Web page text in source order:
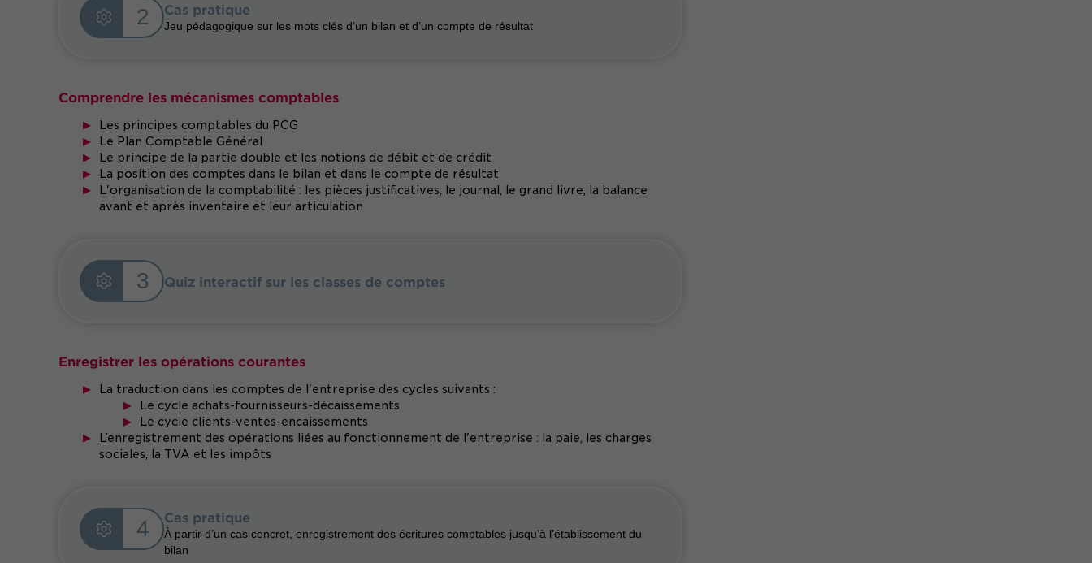
2 Cas pratique
Jeu pédagogique sur les mots clés d’un bilan et d’un compte de résultat
Comprendre les mécanismes comptables
Les principes comptables du PCG
Le Plan Comptable Général
Le principe de la partie double et les notions de débit et de crédit
La position des comptes dans le bilan et dans le compte de résultat
L'organisation de la comptabilité : les pièces justificatives, le journal, le grand livre, la balance
avant et après inventaire et leur articulation
3 Quiz interactif sur les classes de comptes
Enregistrer les opérations courantes
La traduction dans les comptes de l'entreprise des cycles suivants :
Le cycle achats-fournisseurs-décaissements
Le cycle clients-ventes-encaissements
L’enregistrement des opérations liées au fonctionnement de l'entreprise : la paie, les charges
sociales, la TVA et les impôts
4 Cas pratique
À partir d’un cas concret, enregistrement des écritures comptables jusqu’à l’établissement du
bilan